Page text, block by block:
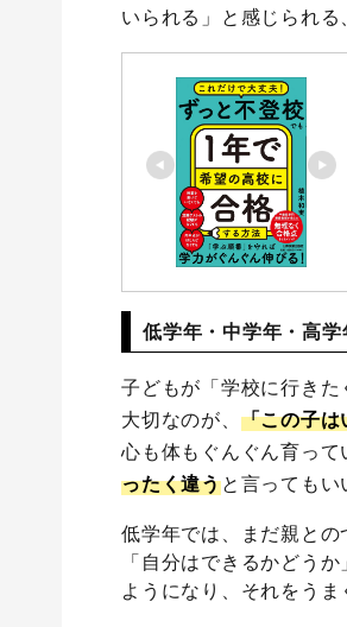
いられる」と感じられる
低学年・中学年・高
子どもが「学校に行き
大切なのが、 「この子は
心も体もぐんぐん育って
ったく違うと言ってもい
低学年では、まだ親と
「自分はできるかどう
ようになり、それをうま